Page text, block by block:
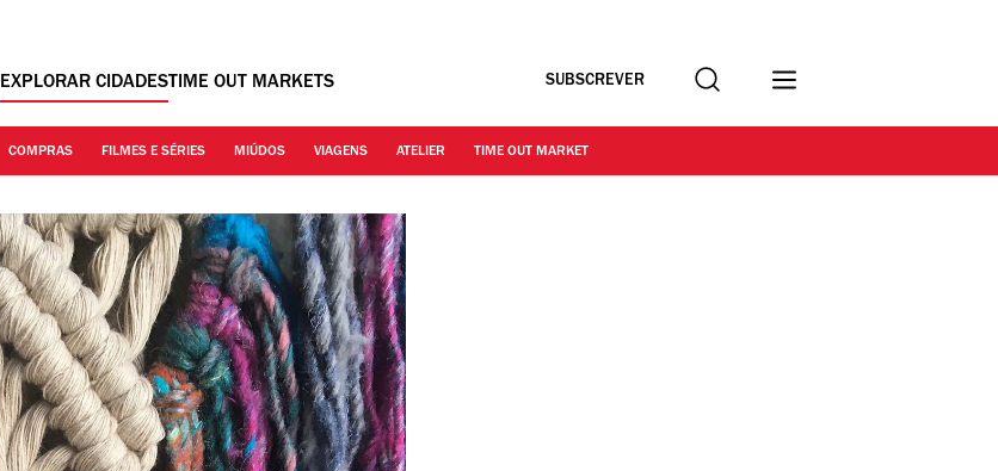
EXPLORAR CIDADESTIME OUT MARKETS SUBSCREVER Procurar
COMPRAS FILMES E SÉRIES MIÚDOS VIAGENS ATELIER TIME OUT MARKET